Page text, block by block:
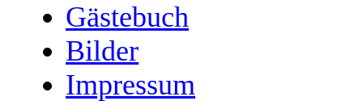
Gästebuch
Bilder
Impressum